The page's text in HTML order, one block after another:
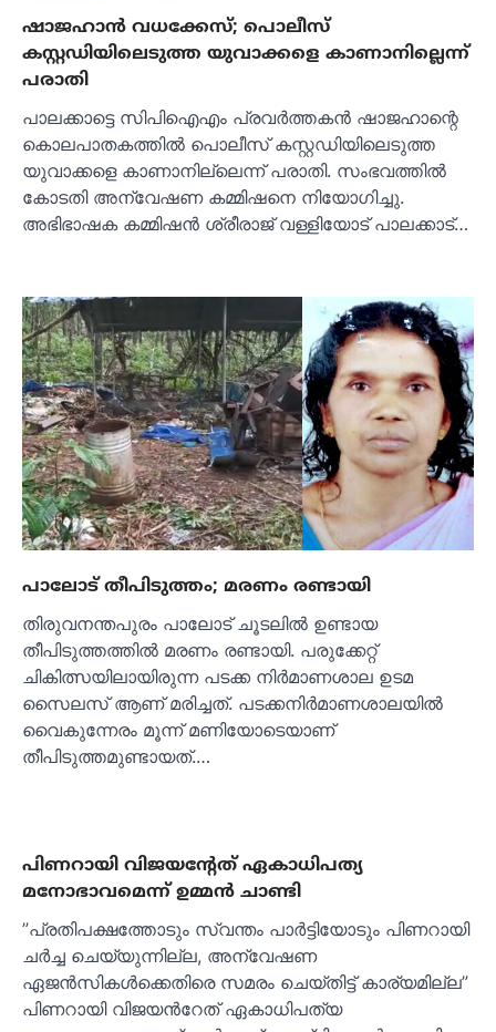
ഷാജഹാന്‍ വധക്കേസ്; പൊലീസ്
കസ്റ്റഡിയിലെടുത്ത യുവാക്കളെ കാണാനില്ലെന്ന്
പരാതി
പാലക്കാട്ടെ സിപിഐഎം പ്രവര്‍ത്തകന്‍ ഷാജഹാന്റെ
കൊലപാതകത്തില്‍ പൊലീസ് കസ്റ്റഡിയിലെടുത്ത
യുവാക്കളെ കാണാനില്ലെന്ന് പരാതി. സംഭവത്തില്‍
കോടതി അന്വേഷണ കമ്മിഷനെ നിയോഗിച്ചു.
അഭിഭാഷക കമ്മിഷന്‍ ശ്രീരാജ് വള്ളിയോട് പാലക്കാട്…
പാലോട് തീപിടുത്തം; മരണം രണ്ടായി
തിരുവനന്തപുരം പാലോട് ചൂടലില്‍ ഉണ്ടായ
തീപിടുത്തത്തില്‍ മരണം രണ്ടായി. പരുക്കേറ്റ്
ചികിത്സയിലായിരുന്ന പടക്ക നിര്‍മാണശാല ഉടമ
സൈലസ് ആണ് മരിച്ചത്. പടക്കനിര്‍മാണശാലയില്‍
വൈകുന്നേരം മൂന്ന് മണിയോടെയാണ്
തീപിടുത്തമുണ്ടായത്.…
പിണറായി വിജയന്‍റേത് ഏകാധിപത്യ
മനോഭാവമെന്ന് ഉമ്മന്‍ ചാണ്ടി
”പ്രതിപക്ഷത്തോടും സ്വന്തം പാര്‍ട്ടിയോടും പിണറായി
ചര്‍ച്ച ചെയ്യുന്നില്ല, അന്വേഷണ
ഏജന്‍സികള്‍ക്കെതിരെ സമരം ചെയ്തിട്ട് കാര്യമില്ല”
പിണറായി വിജയന്‍റേത് ഏകാധിപത്യ